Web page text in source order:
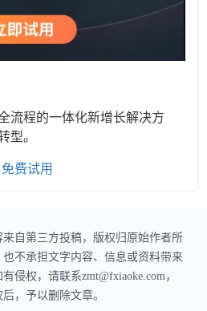
流程的一体化新增长解决方
型。
免费试用
自第三方投稿，版权归原始作者所
不承担文字内容、信息或资料带来
侵权，请联系zmt@fxiaoke.com，
，予以删除文章。